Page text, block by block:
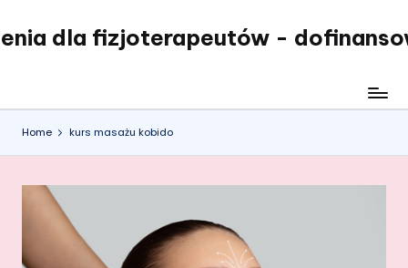
Skip
dla fizjoterapeutów -
Home kurs masażu kobido